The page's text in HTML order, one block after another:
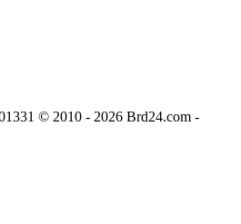
© 2010 - 2026 Brd24.com -